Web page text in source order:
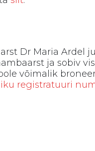
Dr Maria Ardel
ja sobiv
võimalik
registratuuri